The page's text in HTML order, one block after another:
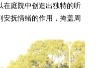
在庭院中创造出独特的听
抚情绪的作用，掩盖周